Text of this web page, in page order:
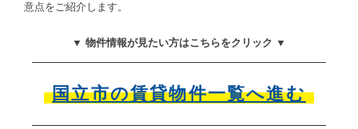
意点をご紹介します。
▼ 物件情報が見たい方はこちらをクリック ▼
国立市の賃貸物件一覧へ進む